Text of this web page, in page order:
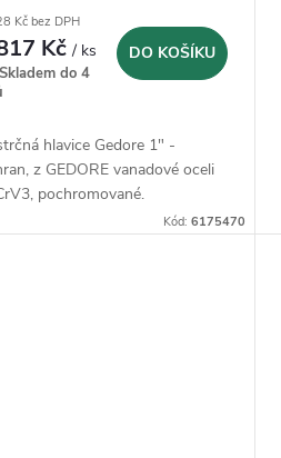
Kč bez DPH
Kč/ ks
Skladem do 4
DO KOŠÍKU
hlavice Gedore 1" -
z GEDORE vanadové oceli
pochromované.
Kód: 6175470